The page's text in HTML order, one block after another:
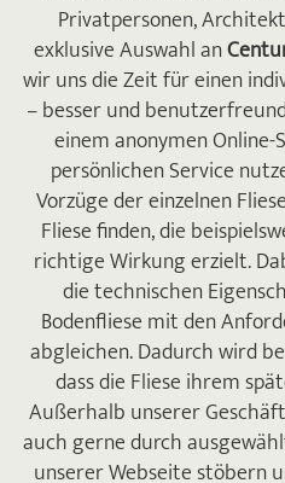
Privatpersonen,
exklusive Auswahl an
wir uns die Zeit für einen
– besser und
einem anonymen Online-
persönlichen Service
Vorzüge der einzelnen
Fliese finden, die
richtige Wirkung erzielt.
die technischen
Bodenfliese mit den
abgleichen. Dadurch wird
dass die Fliese ihrem
Außerhalb unserer
auch gerne durch
unserer Webseite stöbern